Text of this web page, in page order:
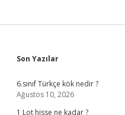
Sidebar
Son Yazılar
6.sınıf Türkçe kök nedir ?
Ağustos 10, 2026
1 Lot hisse ne kadar ?